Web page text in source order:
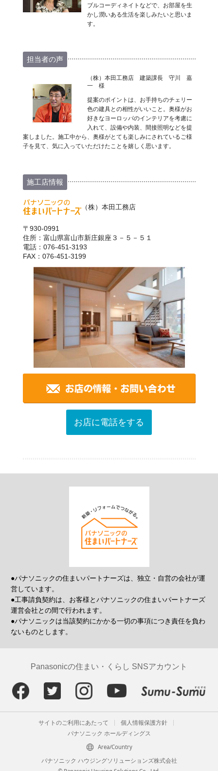
ブルコーディネイトなどで、お部屋を生
かし潤いある生活を楽しみたいと思いま
す。
担当者の声
（株）本田工務店 建築課長 守川 嘉
一 様
提案のポイントは、お手持ちのチェリー
色の建具との相性がいいこと。奥様がお
好きなヨーロッパのインテリアを考慮に
入れて、設備や内装、間接照明などを提
案しました。施工中から、奥様がとても楽しみにされているご様
子を見て、気に入っていただけたことを嬉しく思います。
施工店情報
（株）本田工務店
〒930-0991
住所：富山県富山市新庄銀座３－５－５１
電話：076-451-3193
FAX：076-451-3199
お店に電話をする
●パナソニックの住まいパートナーズは、独立・自営の会社が運
営しています。
●工事請負契約は、お客様とパナソニックの住まいパートナーズ
運営会社との間で行われます。
●パナソニックは当該契約にかかる一切の事項につき責任を負わ
ないものとします。
Panasonicの住まい・くらし SNSアカウント
サイトのご利用にあたって
個人情報保護方針
パナソニック ホールディングス
Area/Country
パナソニック ハウジングソリューションズ株式会社